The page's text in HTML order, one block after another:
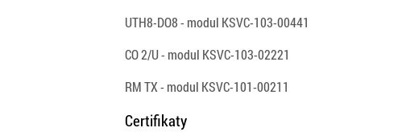
UTH8-DO8 - modul KSVC-103-00441
CO 2/U - modul KSVC-103-02221
RM TX - modul KSVC-101-00211
Certifikaty